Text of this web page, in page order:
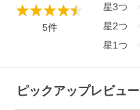
5件
星3つ
星2つ
星1つ
ピックアップレビュー